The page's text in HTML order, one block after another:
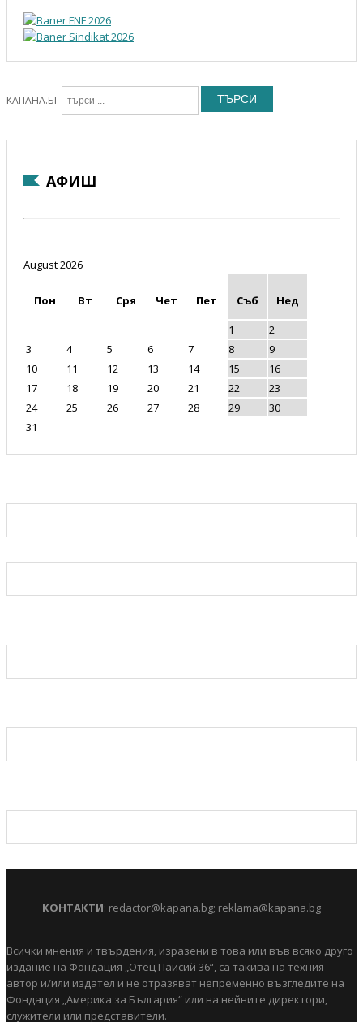
КАПАНА.БГ ТЪРСИ
АФИШ
August 2026
Пон Вт Сря Чет Пет Съб
Нед
1
2
3
4 5 6 7 8
9
10
11 12 13 14 15
16
17
18 19 20 21 22
23
24
25 26 27 28 29
30
31
КОНТАКТИ: redactor@kapana.bg; reklama@kapana.bg
Всички мнения и твърдения, изразени в това или във всяко друго
издание на Фондация „Отец Паисий 36“, са такива на техния
автор и/или издател и не отразяват непременно възгледите на
Фондация „Америка за България“ или на нейните директори,
служители или представители.